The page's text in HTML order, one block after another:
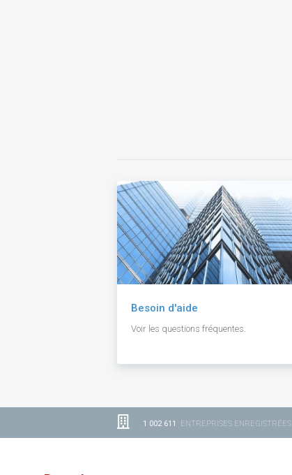
Besoin d'aide
Voir les questions fréquentes.
1 002 611 ENTREPRISES ENREGISTRÉES